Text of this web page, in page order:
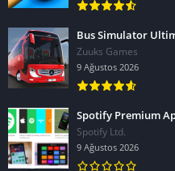
Bus Simulator
Zuuks Games
9 Ağustos 2026
Spotify Premium
Spotify Ltd.
9 Ağustos 2026